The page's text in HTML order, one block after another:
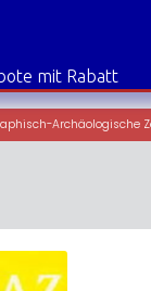
mit Rabatt
Archäologische